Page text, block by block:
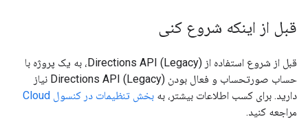
قبل از اینکه شروع کنی
قبل از شروع استفاده از Directions API (Legacy)، به یک پروژه با
حساب صورتحساب و فعال بودن Directions API (Legacy) نیاز
دارید. برای کسب اطلاعات بیشتر، به بخش تنظیمات در کنسول Cloud
مراجعه کنید.